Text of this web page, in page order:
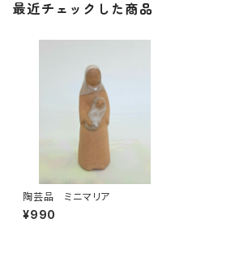
最近チェックした商品
陶芸品 ミニマリア
¥990